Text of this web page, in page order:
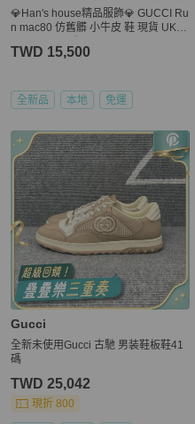
💎Han's house精品服飾💎 GUCCI Ru
n mac80 仿舊髒 小牛皮 鞋 現貨 UK1
TWD 15,500
全新品 本地 免運
Gucci
全新未使用Gucci 古馳 男装鞋板鞋41
碼
TWD 25,042
現折 800